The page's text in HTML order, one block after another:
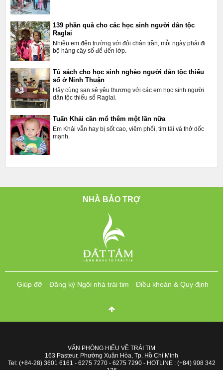
139 phần quà cho các học sinh người dân tộc
Raglai
Nhiều em đến trường với đôi chân trần, mỗi ngày phải đi
bộ hàng cây số để đến lớp.
Tủ sách cho học sinh nghèo người dân tộc thiểu
số ở Ninh Thuận
Hãy cùng san sẻ yêu thương với các em học sinh người
dân tộc thiểu số Raglai.
Tuấn Khải cần mổ thêm một lần nữa
Em Khải vẫn hay bị sốt cao, viêm phổi, tím tái và thở dốc
mạnh.
NHÀ BẢO TRỢ
Giúp đỡ Đăng ký Ngôi nhà trái tim Điều khoản & Quy định
VĂN PHÒNG HIỂU VỀ TRÁI TIM
163 Pasteur, Phường Xuân Hòa, Tp. Hồ Chí Minh
Tel: (+84-28) 3601 6161 - 6275 7270 - 6275 7290 - HOTLINE : (+84) 908 342